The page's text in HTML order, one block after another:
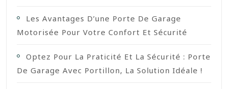
Les Avantages D’une Porte De Garage
Motorisée Pour Votre Confort Et Sécurité
Optez Pour La Praticité Et La Sécurité : Porte
De Garage Avec Portillon, La Solution Idéale !